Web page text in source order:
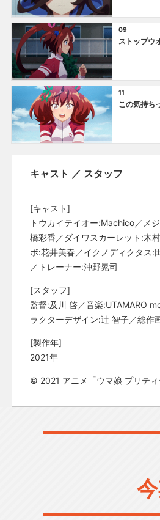
09
ストップウ
11
この気持ち
キャスト ／ スタッフ
[キャスト]
トウカイテイオー:Machico／メ
橋彩香／ダイワスカーレット:木
ボ:花井美春／イクノディクタス:
／トレーナー:沖野晃司
[スタッフ]
監督:及川 啓／音楽:UTAMARO
ラクターデザイン:辻 智子／総作
[製作年]
2021年
© 2021 アニメ「ウマ娘 プリテ